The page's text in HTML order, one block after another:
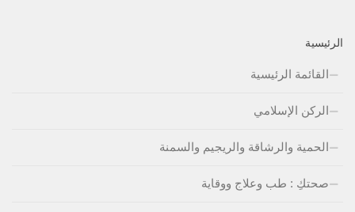
الرئيسية
القائمة الرئيسية
الركن الإسلامي
الحمية والرشاقة والريجيم والسمنة
صحتكِ : طب وعلاج ووقاية